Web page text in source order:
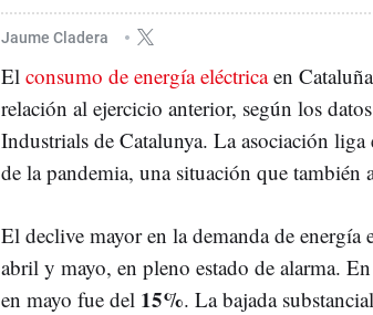
Jaume Cladera
El consumo de energía eléctricaen
relación al ejercicio anterior, según los
Industrials de Catalunya. La asociación liga
de la pandemia, una situación que también
El declive mayor en la demanda de energía
abril y mayo, en pleno estado de alarma.
en mayo fue del 15%. La bajada